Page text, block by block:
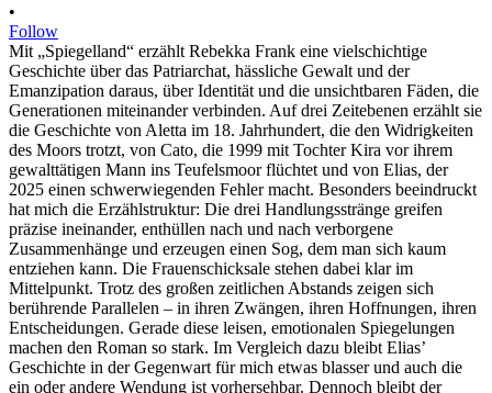
•
Follow
Mit „Spiegelland“ erzählt Rebekka Frank eine vielschichtige
Geschichte über das Patriarchat, hässliche Gewalt und der
Emanzipation daraus, über Identität und die unsichtbaren Fäden, die
Generationen miteinander verbinden. Auf drei Zeitebenen erzählt sie
die Geschichte von Aletta im 18. Jahrhundert, die den Widrigkeiten
des Moors trotzt, von Cato, die 1999 mit Tochter Kira vor ihrem
gewalttätigen Mann ins Teufelsmoor flüchtet und von Elias, der
2025 einen schwerwiegenden Fehler macht. Besonders beeindruckt
hat mich die Erzählstruktur: Die drei Handlungsstränge greifen
präzise ineinander, enthüllen nach und nach verborgene
Zusammenhänge und erzeugen einen Sog, dem man sich kaum
entziehen kann. Die Frauenschicksale stehen dabei klar im
Mittelpunkt. Trotz des großen zeitlichen Abstands zeigen sich
berührende Parallelen – in ihren Zwängen, ihren Hoffnungen, ihren
Entscheidungen. Gerade diese leisen, emotionalen Spiegelungen
machen den Roman so stark. Im Vergleich dazu bleibt Elias’
Geschichte in der Gegenwart für mich etwas blasser und auch die
ein oder andere Wendung ist vorhersehbar. Dennoch bleibt der